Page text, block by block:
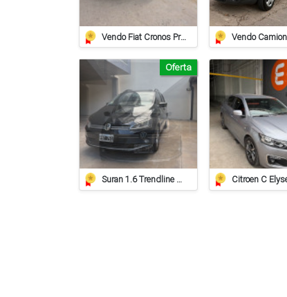
Vendo Fiat Cronos Precision 2025 Cvt 16.000km
Suran 1.6 Trendline 2015 – Impecable
Oferta